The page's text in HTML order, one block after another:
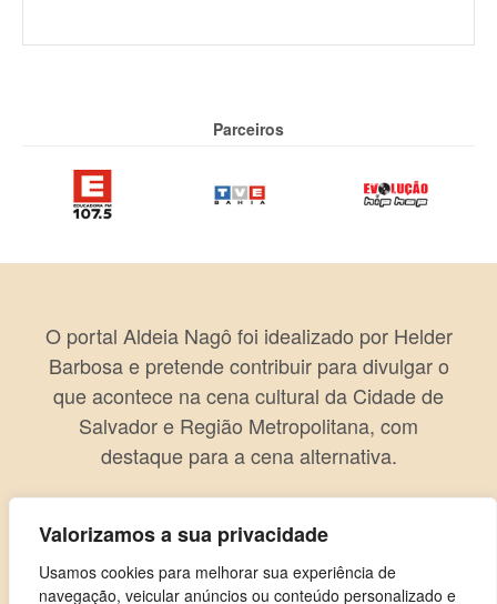
Valorizamos a sua privacidade
Usamos cookies para melhorar sua experiência de
navegação, veicular anúncios ou conteúdo personalizado e
Parceiros
O portal Aldeia Nagô foi idealizado por Helder
Barbosa e pretende contribuir para divulgar o
que acontece na cena cultural da Cidade de
Salvador e Região Metropolitana, com
destaque para a cena alternativa.